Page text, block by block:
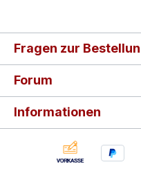
Fragen zur
Forum
Informationen